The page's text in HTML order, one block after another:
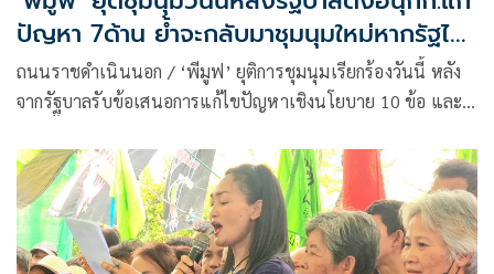
ปัญหา 7ด้าน ย้ำจะกลับมาชุมนุมใหม่หากรัฐไม่
ทำตามข้อตกลง
ถนนราชดำเนินนอก / ‘พีมูฟ’ ยุติการชุมนุมเรียกร้องวันนี้ หลัง
จากรัฐบาลรับข้อเสนอการแก้ไขปัญหาเชิงนโยบาย 10 ข้อ และ